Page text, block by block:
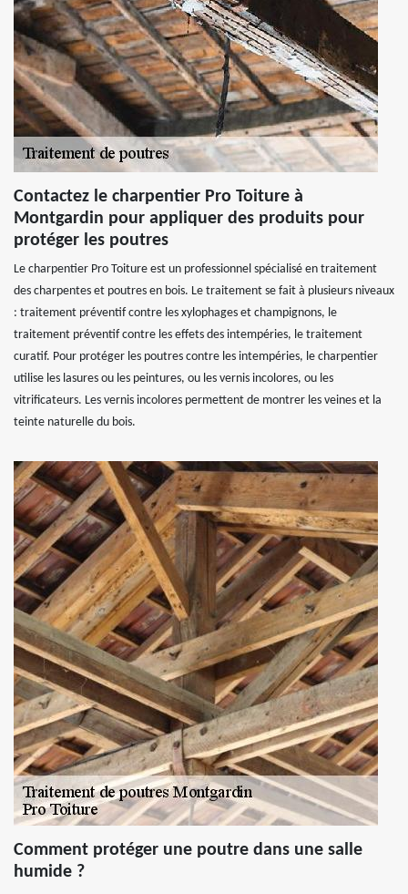
Contactez le charpentier Pro Toiture à
Montgardin pour appliquer des produits pour
protéger les poutres
Le charpentier Pro Toiture est un professionnel spécialisé en traitement
des charpentes et poutres en bois. Le traitement se fait à plusieurs niveaux
: traitement préventif contre les xylophages et champignons, le
traitement préventif contre les effets des intempéries, le traitement
curatif. Pour protéger les poutres contre les intempéries, le charpentier
utilise les lasures ou les peintures, ou les vernis incolores, ou les
vitrificateurs. Les vernis incolores permettent de montrer les veines et la
teinte naturelle du bois.
Comment protéger une poutre dans une salle
humide ?